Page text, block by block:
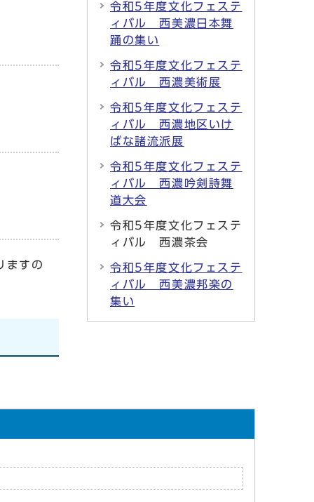
ますの
令和5年度文化フェステ
ィバル 西美濃日本舞
踊の集い
令和5年度文化フェステ
ィバル 西濃美術展
令和5年度文化フェステ
ィバル 西濃地区いけ
ばな諸流派展
令和5年度文化フェステ
ィバル 西濃吟剣詩舞
道大会
令和5年度文化フェステ
ィバル 西濃茶会
令和5年度文化フェステ
ィバル 西美濃邦楽の
集い